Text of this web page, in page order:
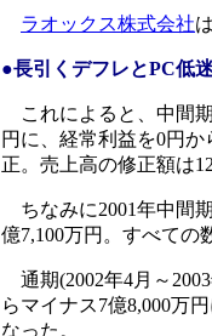
ラオックス株式会社
●長引くデフレとPC低
これによると、中間期
円に、経常利益を0円
正。売上高の修正額は
ちなみに2001年中間
億7,100万円。すべての
通期(2002年4月～
らマイナス7億8,000万
なった。